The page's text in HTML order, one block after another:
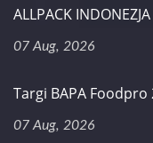
ALLPACK
07 Aug, 2026
Targi BAPA Foodpro
07 Aug, 2026